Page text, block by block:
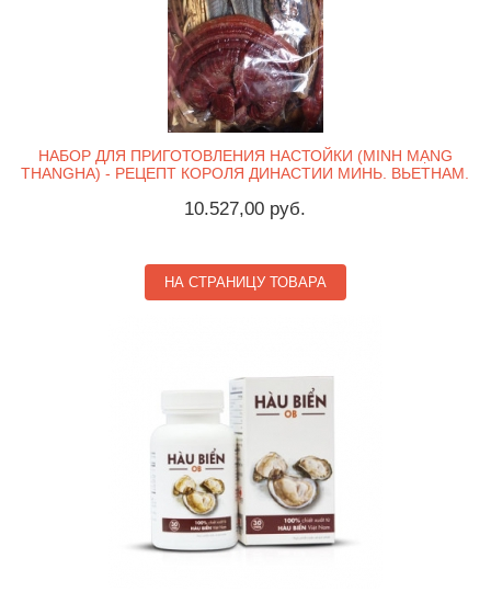
НАБОР ДЛЯ ПРИГОТОВЛЕНИЯ НАСТОЙКИ (MINH MẠNG
THANGНА) - РЕЦЕПТ КОРОЛЯ ДИНАСТИИ МИНЬ. ВЬЕТНАМ.
10.527,00 руб.
НА СТРАНИЦУ ТОВАРА